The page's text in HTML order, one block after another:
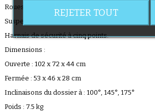
(1 avis)
Roues avant pivotantes à 360 degrés
Suspension sur les roues avant.
Harnais de sécurité à cinq points.
Dimensions :
Ouverte : 102 x 72 x 44 cm
Fermée : 53 x 46 x 28 cm
Inclinaisons du dossier à : 100°, 145°, 175°
Poids : 7.5 kg
REJETER TOUT